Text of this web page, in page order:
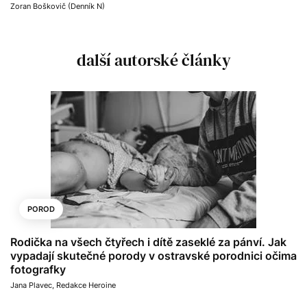
Zoran Boškovič (Denník N)
další autorské články
POROD
Rodička na všech čtyřech i dítě zaseklé za pánví. Jak
vypadají skutečné porody v ostravské porodnici očima
fotografky
Jana Plavec, Redakce Heroine